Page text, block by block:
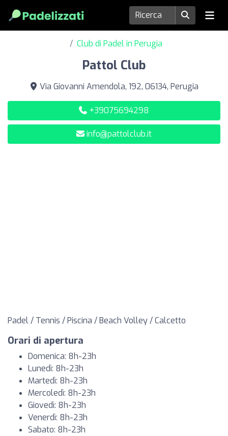
Club di Padel in Perugia
Pattol Club
Via Giovanni Amendola, 192, 06134, Perugia
+39075694298
info@pattolclub.it
Padel / Tennis / Piscina / Beach Volley / Calcetto
Orari di apertura
Domenica: 8h-23h
Lunedì: 8h-23h
Martedì: 8h-23h
Mercoledì: 8h-23h
Giovedì: 8h-23h
Venerdì: 8h-23h
Sabato: 8h-23h